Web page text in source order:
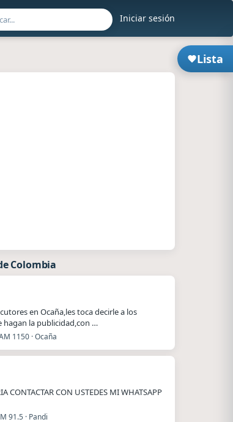
Iniciar sesión
Lista
Colombia
en Ocaña,les toca decirle a los
hagan la publicidad,con …
1150 · Ocaña
CONTACTAR CON USTEDES MI WHATSAPP
91.5 · Pandi